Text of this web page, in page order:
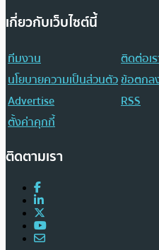
เกี่ยวกับเว็บไซต์นี้
ทีมงาน
ติดต่อเ
นโยบายความเป็นส่วนตัวข้อตกล
Advertise
RSS
ตั้งค่าคุกกี้
ติดตามเรา